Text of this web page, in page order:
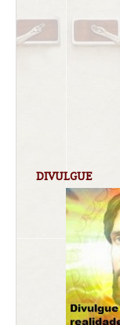
DIVULGUE